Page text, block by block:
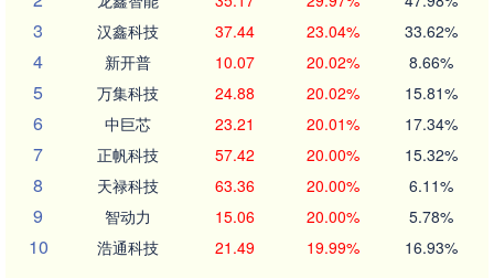
3 汉鑫科技 37.44 23.04% 33.62%
4 新开普 10.07 20.02% 8.66%
5 万集科技 24.88 20.02% 15.81%
6 中巨芯 23.21 20.01% 17.34%
7 正帆科技 57.42 20.00% 15.32%
8 天禄科技 63.36 20.00% 6.11%
9 智动力 15.06 20.00% 5.78%
10 浩通科技 21.49 19.99% 16.93%